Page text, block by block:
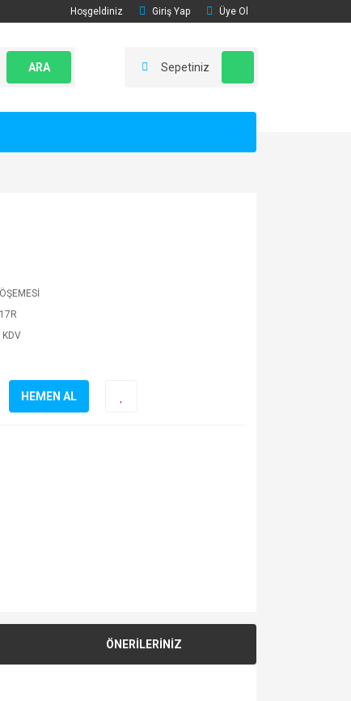
Hoşgeldiniz Giriş Yap Üye Ol
ARA Sepetiniz
KDV
HEMEN AL
ÖNERİLERİNİZ